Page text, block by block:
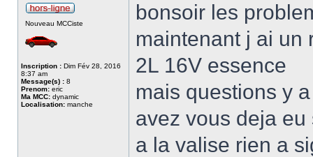
Nouveau MCCiste
Inscription : Dim Fév 28, 2016
8:37 am
Message(s) : 8
Prenom: eric
Ma MCC: dynamic
Localisation: manche
bonsoir les
maintenant j ai un
2L 16V essence
mais questions y
avez vous deja
a la valise rien a